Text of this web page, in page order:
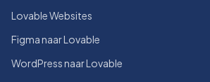
Lovable Websites
Figma naar Lovable
WordPress naar Lovable